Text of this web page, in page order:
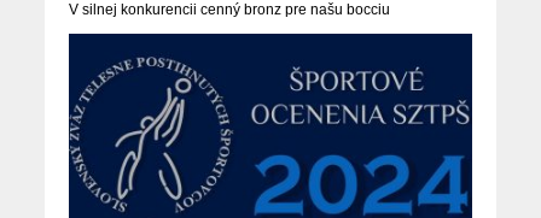
V silnej konkurencii cenný bronz pre našu bocciu